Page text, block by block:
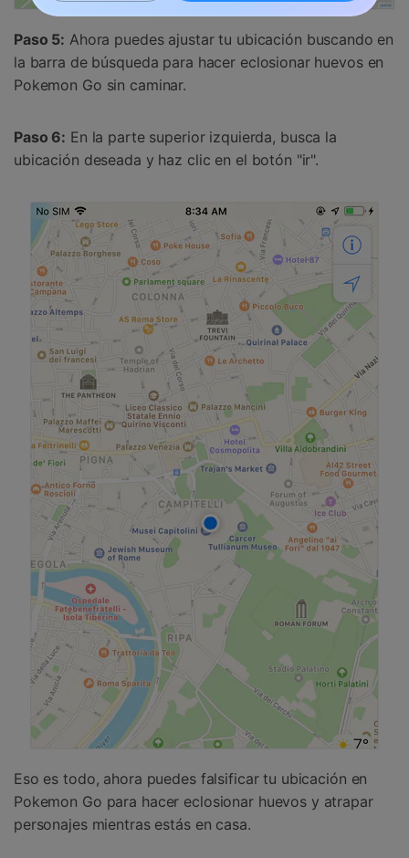
Paso 5: Ahora puedes ajustar tu ubicación buscando en
la barra de búsqueda para hacer eclosionar huevos en
Pokemon Go sin caminar.
Paso 6: En la parte superior izquierda, busca la
ubicación deseada y haz clic en el botón "ir".
Eso es todo, ahora puedes falsificar tu ubicación en
Pokemon Go para hacer eclosionar huevos y atrapar
personajes mientras estás en casa.